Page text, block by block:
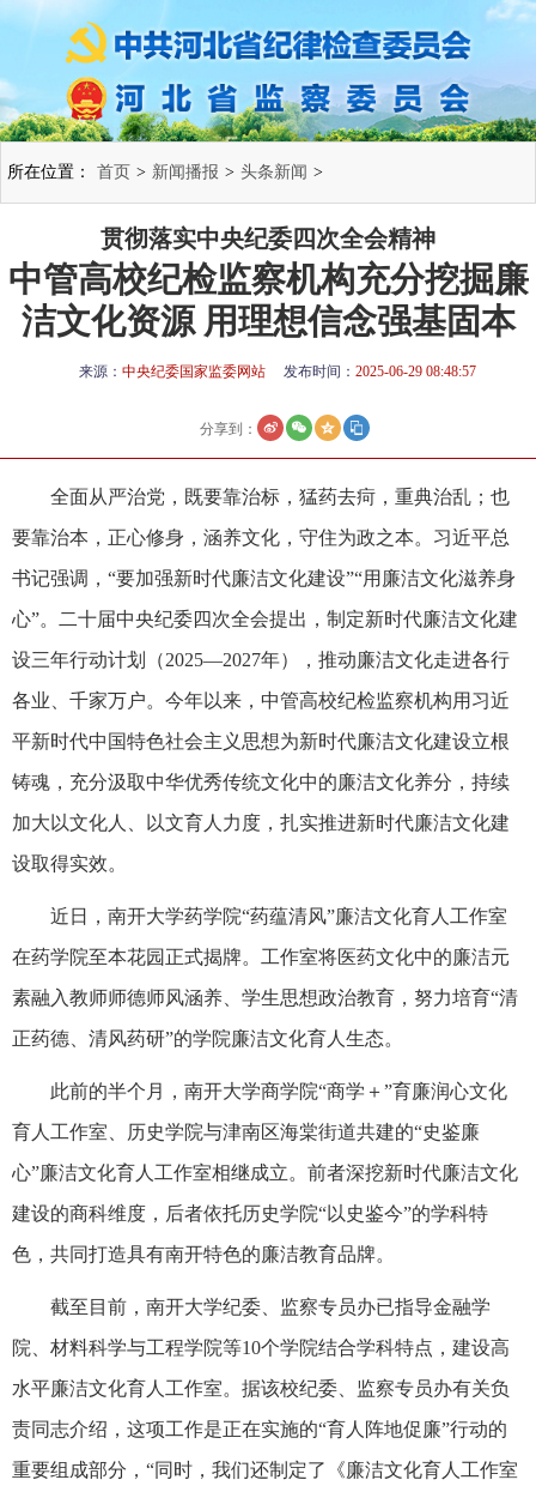
所在位置： 首页 > 新闻播报 > 头条新闻 >
贯彻落实中央纪委四次全会精神
中管高校纪检监察机构充分挖掘廉
洁文化资源 用理想信念强基固本
来源： 中央纪委国家监委网站 发布时间： 2025-06-29 08:48:57
分享到：
全面从严治党，既要靠治标，猛药去疴，重典治乱；也
要靠治本，正心修身，涵养文化，守住为政之本。习近平总
书记强调，“要加强新时代廉洁文化建设”“用廉洁文化滋养身
心”。二十届中央纪委四次全会提出，制定新时代廉洁文化建
设三年行动计划（2025—2027年），推动廉洁文化走进各行
各业、千家万户。今年以来，中管高校纪检监察机构用习近
平新时代中国特色社会主义思想为新时代廉洁文化建设立根
铸魂，充分汲取中华优秀传统文化中的廉洁文化养分，持续
加大以文化人、以文育人力度，扎实推进新时代廉洁文化建
设取得实效。
近日，南开大学药学院“药蕴清风”廉洁文化育人工作室
在药学院至本花园正式揭牌。工作室将医药文化中的廉洁元
素融入教师师德师风涵养、学生思想政治教育，努力培育“清
正药德、清风药研”的学院廉洁文化育人生态。
此前的半个月，南开大学商学院“商学＋”育廉润心文化
育人工作室、历史学院与津南区海棠街道共建的“史鉴廉
心”廉洁文化育人工作室相继成立。前者深挖新时代廉洁文化
建设的商科维度，后者依托历史学院“以史鉴今”的学科特
色，共同打造具有南开特色的廉洁教育品牌。
截至目前，南开大学纪委、监察专员办已指导金融学
院、材料科学与工程学院等10个学院结合学科特点，建设高
水平廉洁文化育人工作室。据该校纪委、监察专员办有关负
责同志介绍，这项工作是正在实施的“育人阵地促廉”行动的
重要组成部分，“同时，我们还制定了《廉洁文化育人工作室